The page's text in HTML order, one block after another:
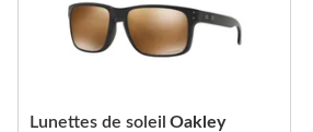
Lunettes de soleil Oakley